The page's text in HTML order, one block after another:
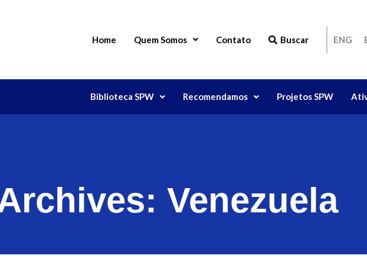
Home Quem Somos Contato Buscar ENG
Biblioteca SPW Recomendamos Projetos SPW
Venezuela